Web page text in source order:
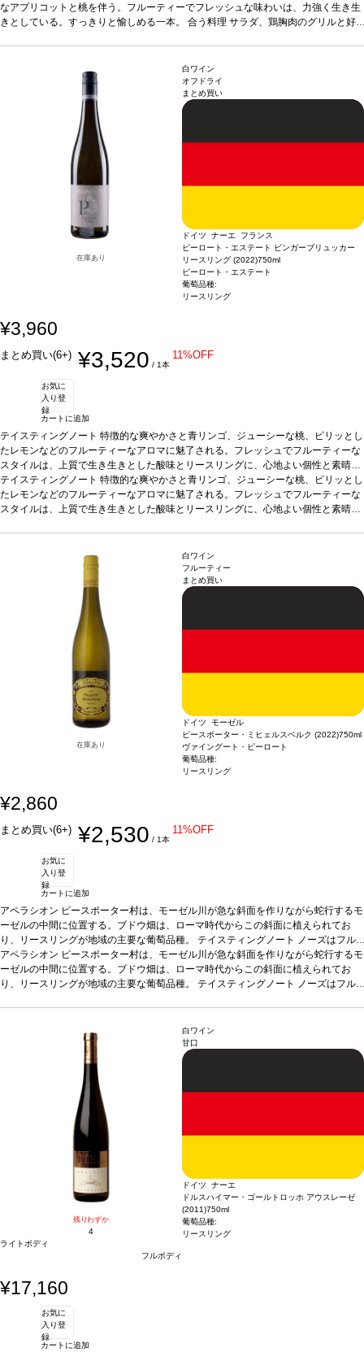
同様の場合は自動的に次のヴィンテージに変更されます、ご了承ください。
なアプリコットと桃を伴う。フルーティーでフレッシュな味わいは、力強く生き生
きとしている。すっきりと愉しめる一本。 合う料理 サラダ、鶏胸肉のグリルと好
在庫あり
白ワイン
オフドライ
まとめ買い
ドイツ ナーエ フランス
ピーロート・エステート ビンガーブリュッカー
リースリング (2022)750ml
ピーロート・エステート
葡萄品種:
リースリング
¥3,960
まとめ買い(6+) ¥3,520 / 1本
11%OFF
お気に
入り登
録
カートに追加
テイスティングノート 特徴的な爽やかさと青リンゴ、ジューシーな桃、ピリッとし
たレモンなどのフルーティーなアロマに魅了される。フレッシュでフルーティーな
スタイルは、上質で生き生きとした酸味とリースリングに、心地よい個性と素晴ら
しい飲み心地を与えている。合う料理アーリオ・オーリオ・エ・ペペロンチーノ
葡萄品種リースリング*本ヴィンテージが在庫切れの場合、在庫があり価格が同様
の場合は自動的に次のヴィンテージに変更されます、ご了承ください。
テイスティングノート 特徴的な爽やかさと青リンゴ、ジューシーな桃、ピリッとし
たレモンなどのフルーティーなアロマに魅了される。フレッシュでフルーティーな
スタイルは、上質で生き生きとした酸味とリースリングに、心地よい個性と素晴ら
の場合は自動的に次のヴィンテージに変更されます、ご了承ください。
在庫あり
白ワイン
フルーティー
まとめ買い
ドイツ モーゼル
ピースポーター・ミヒェルスベルク (2022)750ml
ヴァイングート・ピーロート
葡萄品種:
リースリング
¥2,860
まとめ買い(6+) ¥2,530 / 1本
11%OFF
お気に
入り登
録
カートに追加
アペラシオン ピースポーター村は、モーゼル川が急な斜面を作りながら蛇行するモ
ーゼルの中間に位置する。ブドウ畑は、ローマ時代からこの斜面に植えられてお
り、リースリングが地域の主要な葡萄品種。 テイスティングノート ノーズはフル
ーツドロップやレモンバームを示し、ドライアプリコットやミラベルの芳香が続
く。フルーティーで、ジューシーなフルボディで、飲みやすい。合う料理サラ
ダ、チーズ、鶏肉やアジア料理などと好相性 葡萄品種リースリング
アペラシオン ピースポーター村は、モーゼル川が急な斜面を作りながら蛇行するモ
ーゼルの中間に位置する。ブドウ畑は、ローマ時代からこの斜面に植えられてお
り、リースリングが地域の主要な葡萄品種。 テイスティングノート ノーズはフル
ダ、チーズ、鶏肉やアジア料理などと好相性葡萄品種
残りわずか
4
ライトボディ
フルボディ
白ワイン
甘口
ドイツ ナーエ
ドルスハイマー・ゴールトロッホ アウスレーゼ
(2011)750ml
葡萄品種:
リースリング
¥17,160
お気に
入り登
録
カートに追加